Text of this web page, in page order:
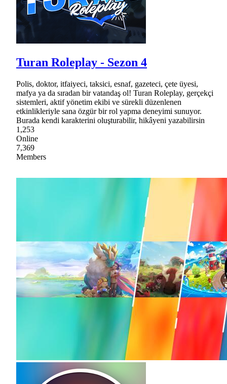
Turan Roleplay - Sezon 4
Polis, doktor, itfaiyeci, taksici, esnaf, gazeteci, çete üyesi,
mafya ya da sıradan bir vatandaş ol! Turan Roleplay, gerçekçi
sistemleri, aktif yönetim ekibi ve sürekli düzenlenen
etkinlikleriyle sana özgür bir rol yapma deneyimi sunuyor.
Burada kendi karakterini oluşturabilir, hikâyeni yazabilirsin
1,253
Online
7,369
Members